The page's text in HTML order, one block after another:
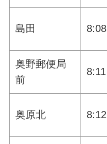
島田 8:08
奥野郵便局
前
8:11
奥原北 8:12